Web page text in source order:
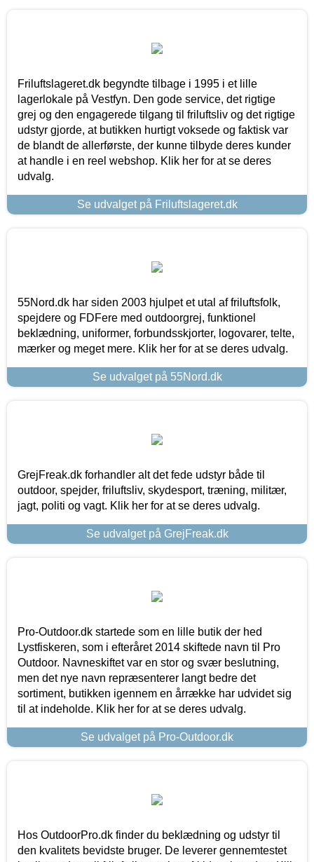
Friluftslageret.dk begyndte tilbage i 1995 i et lille
lagerlokale på Vestfyn. Den gode service, det rigtige
grej og den engagerede tilgang til friluftsliv og det rigtige
udstyr gjorde, at butikken hurtigt voksede og faktisk var
de blandt de allerførste, der kunne tilbyde deres kunder
at handle i en reel webshop. Klik her for at se deres
udvalg.
Se udvalget på Friluftslageret.dk
55Nord.dk har siden 2003 hjulpet et utal af friluftsfolk,
spejdere og FDFere med outdoorgrej, funktionel
beklædning, uniformer, forbundsskjorter, logovarer, telte,
mærker og meget mere. Klik her for at se deres udvalg.
Se udvalget på 55Nord.dk
GrejFreak.dk forhandler alt det fede udstyr både til
outdoor, spejder, friluftsliv, skydesport, træning, militær,
jagt, politi og vagt. Klik her for at se deres udvalg.
Se udvalget på GrejFreak.dk
Pro-Outdoor.dk startede som en lille butik der hed
Lystfiskeren, som i efteråret 2014 skiftede navn til Pro
Outdoor. Navneskiftet var en stor og svær beslutning,
men det nye navn repræsenterer langt bedre det
sortiment, butikken igennem en årrække har udvidet sig
til at indeholde. Klik her for at se deres udvalg.
Se udvalget på Pro-Outdoor.dk
Hos OutdoorPro.dk finder du beklædning og udstyr til
den kvalitets bevidste bruger. De leverer gennemtestet